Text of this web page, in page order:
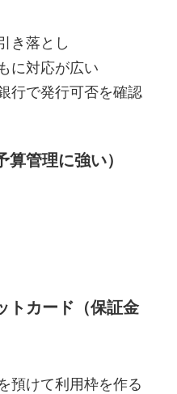
き落とし
に対応が広い
行で発行可否を確認
管理に強い）
トカード（保証金
預けて利用枠を作る